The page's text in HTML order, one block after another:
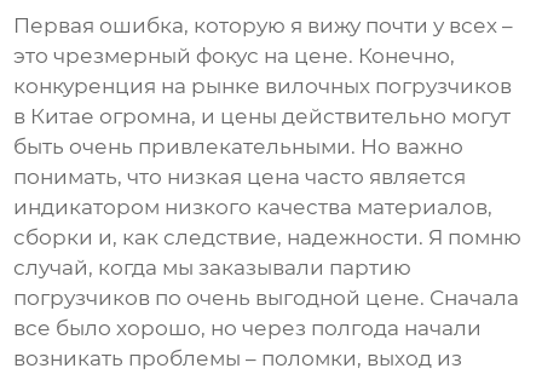
Первая ошибка, которую я вижу почти у всех –
это чрезмерный фокус на цене. Конечно,
конкуренция на рынке вилочных погрузчиков
в Китае огромна, и цены действительно могут
быть очень привлекательными. Но важно
понимать, что низкая цена часто является
индикатором низкого качества материалов,
сборки и, как следствие, надежности. Я помню
случай, когда мы заказывали партию
погрузчиков по очень выгодной цене. Сначала
все было хорошо, но через полгода начали
возникать проблемы – поломки, выход из